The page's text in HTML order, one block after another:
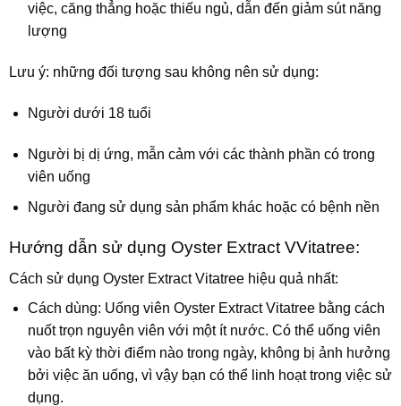
việc, căng thẳng hoặc thiếu ngủ, dẫn đến giảm sút năng
lượng
Lưu ý: những đối tượng sau không nên sử dụng:
Người dưới 18 tuổi
Người bị dị ứng, mẫn cảm với các thành phần có trong
viên uống
Người đang sử dụng sản phẩm khác hoặc có bệnh nền
Hướng dẫn sử dụng Oyster Extract VVitatree:
Cách sử dụng Oyster Extract Vitatree hiệu quả nhất:
Cách dùng: Uống viên Oyster Extract Vitatree bằng cách
nuốt trọn nguyên viên với một ít nước. Có thể uống viên
vào bất kỳ thời điểm nào trong ngày, không bị ảnh hưởng
bởi việc ăn uống, vì vậy bạn có thể linh hoạt trong việc sử
dụng.